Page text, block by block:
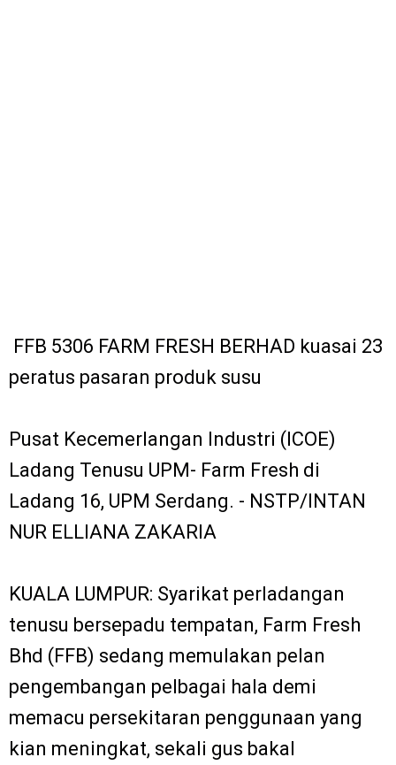
FFB 5306 FARM FRESH BERHAD kuasai 23
peratus pasaran produk susu
Pusat Kecemerlangan Industri (ICOE)
Ladang Tenusu UPM- Farm Fresh di
Ladang 16, UPM Serdang. - NSTP/INTAN
NUR ELLIANA ZAKARIA
KUALA LUMPUR: Syarikat perladangan
tenusu bersepadu tempatan, Farm Fresh
Bhd (FFB) sedang memulakan pelan
pengembangan pelbagai hala demi
memacu persekitaran penggunaan yang
kian meningkat, sekali gus bakal